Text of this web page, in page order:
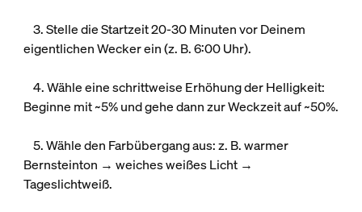
3. Stelle die Startzeit 20-30 Minuten vor Deinem
eigentlichen Wecker ein (z. B. 6:00 Uhr).
4. Wähle eine schrittweise Erhöhung der Helligkeit:
Beginne mit ~5% und gehe dann zur Weckzeit auf ~50%.
5. Wähle den Farbübergang aus: z. B. warmer
Bernsteinton → weiches weißes Licht →
Tageslichtweiß.